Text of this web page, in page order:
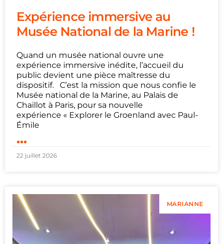
Expérience immersive au
Musée National de la Marine !
Quand un musée national ouvre une
expérience immersive inédite, l’accueil du
public devient une pièce maîtresse du
dispositif. C’est la mission que nous confie le
Musée national de la Marine, au Palais de
Chaillot à Paris, pour sa nouvelle
expérience « Explorer le Groenland avec Paul-
Émile
...
22 juillet 2026
MARIANNE